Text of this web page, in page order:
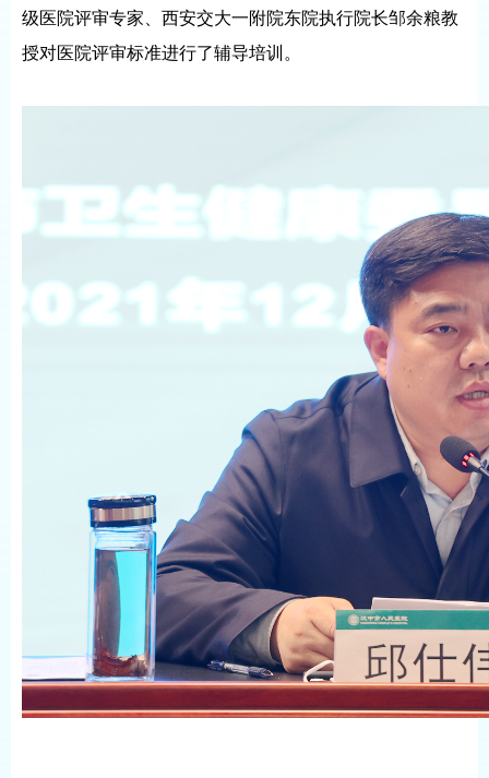
级医院评审专家、西安交大一附院东院执行院长邹余粮教
授对医院评审标准进行了辅导培训。